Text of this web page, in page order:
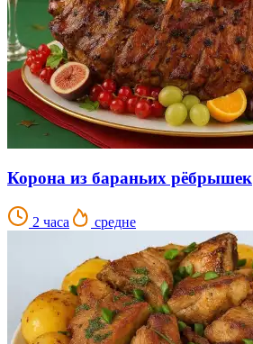
Корона из бараньих рёбрышек
2 часа средне